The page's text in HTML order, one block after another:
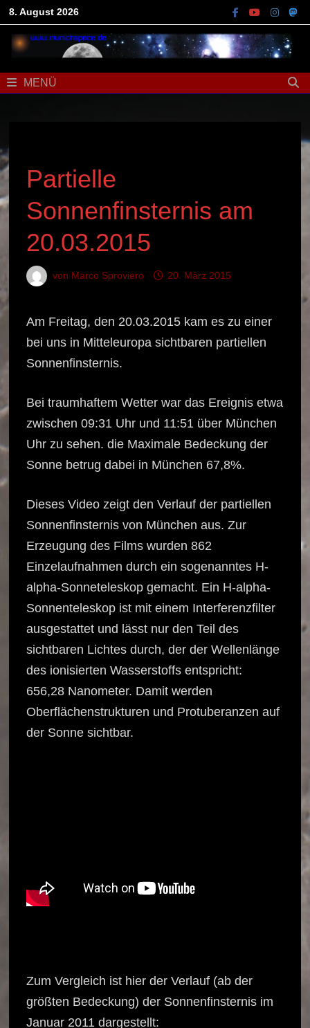
Zum
Inhalt
springen
8. August 2026
MENÜ
Partielle
Sonnenfinsternis am
20.03.2015
von Marco Sproviero 20. März 2015
Am Freitag, den 20.03.2015 kam es zu einer
bei uns in Mitteleuropa sichtbaren partiellen
Sonnenfinsternis.
Bei traumhaftem Wetter war das Ereignis etwa
zwischen 09:31 Uhr und 11:51 über München
Uhr zu sehen. die Maximale Bedeckung der
Sonne betrug dabei in München 67,8%.
Dieses Video zeigt den Verlauf der partiellen
Sonnenfinsternis von München aus. Zur
Erzeugung des Films wurden 862
Einzelaufnahmen durch ein sogenanntes H-
alpha-Sonneteleskop gemacht. Ein H-alpha-
Sonnenteleskop ist mit einem Interferenzfilter
ausgestattet und lässt nur den Teil des
sichtbaren Lichtes durch, der der Wellenlänge
des ionisierten Wasserstoffs entspricht:
656,28 Nanometer. Damit werden
Oberflächenstrukturen und Protuberanzen auf
der Sonne sichtbar.
Zum Vergleich ist hier der Verlauf (ab der
größten Bedeckung) der Sonnenfinsternis im
Januar 2011 dargestellt: